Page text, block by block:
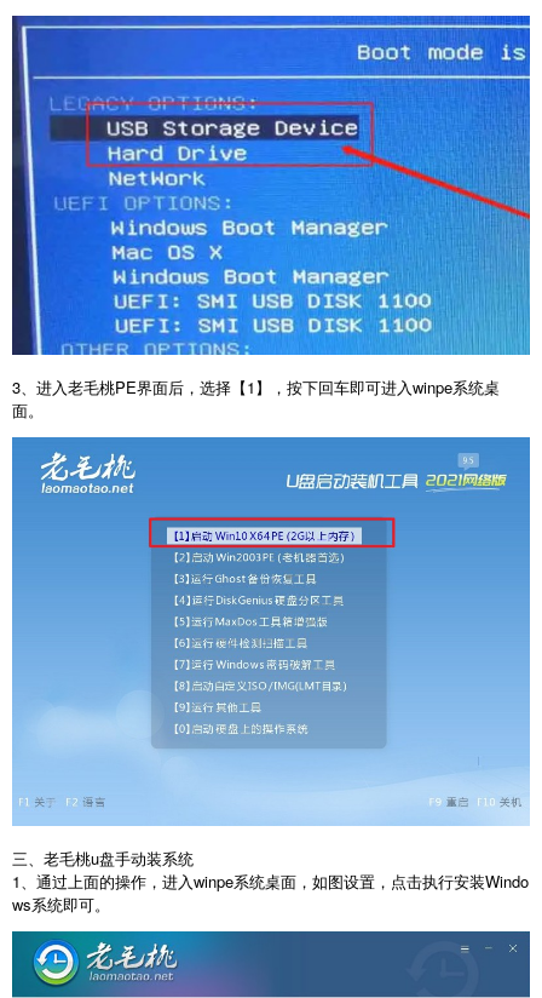
3、进入老毛桃PE界面后，选择【1】，按下回车即可进入winpe系统桌
面。
三、老毛桃u盘手动装系统
1、通过上面的操作，进入winpe系统桌面，如图设置，点击执行安装Windo
ws系统即可。